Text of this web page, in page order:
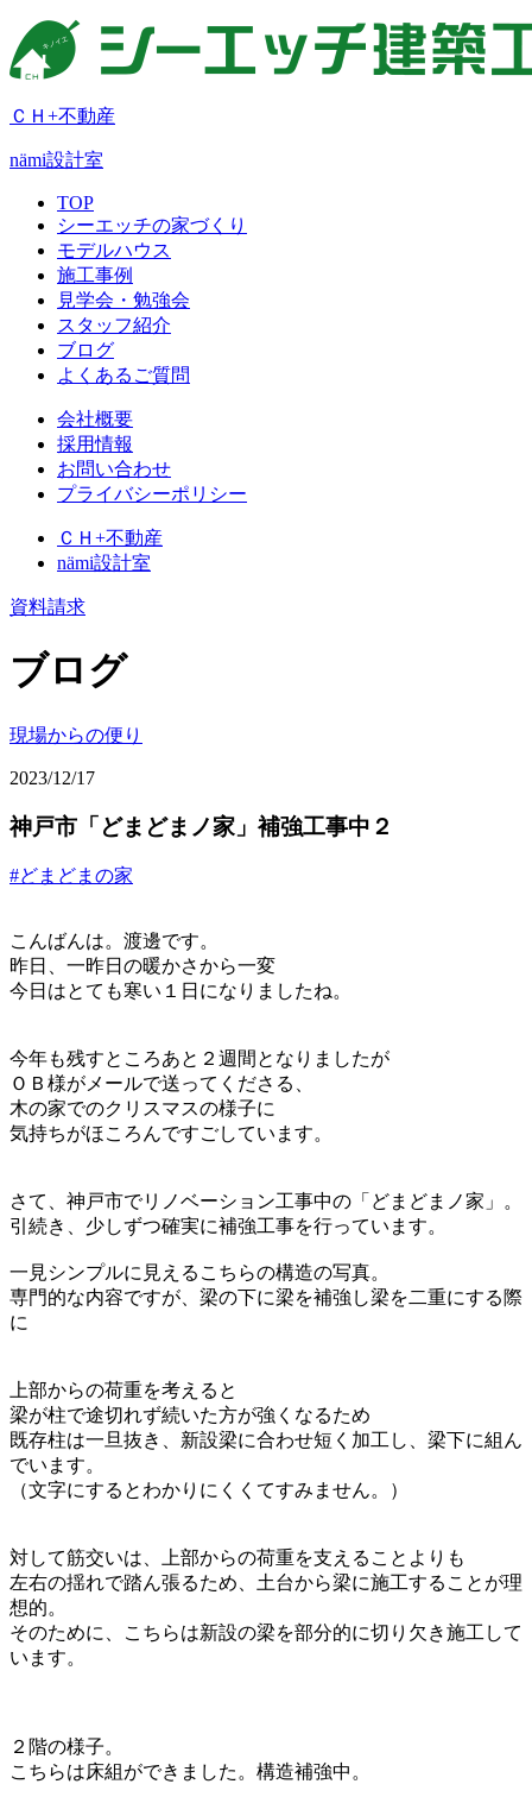
ＣＨ+不動産
nämi設計室
TOP
シーエッチの家づくり
モデルハウス
施工事例
見学会・勉強会
スタッフ紹介
ブログ
よくあるご質問
会社概要
採用情報
お問い合わせ
プライバシーポリシー
ＣＨ+不動産
nämi設計室
資料請求
ブログ
現場からの便り
2023/12/17
神戸市「どまどまノ家」補強工事中２
#どまどまの家
こんばんは。渡邊です。
昨日、一昨日の暖かさから一変
今日はとても寒い１日になりましたね。
今年も残すところあと２週間となりましたが
ＯＢ様がメールで送ってくださる、
木の家でのクリスマスの様子に
気持ちがほころんですごしています。
さて、神戸市でリノベーション工事中の「どまどまノ家」。
引続き、少しずつ確実に補強工事を行っています。
一見シンプルに見えるこちらの構造の写真。
専門的な内容ですが、梁の下に梁を補強し梁を二重にする際
に
上部からの荷重を考えると
梁が柱で途切れず続いた方が強くなるため
既存柱は一旦抜き、新設梁に合わせ短く加工し、梁下に組ん
でいます。
（文字にするとわかりにくくてすみません。）
対して筋交いは、上部からの荷重を支えることよりも
左右の揺れで踏ん張るため、土台から梁に施工することが理
想的。
そのために、こちらは新設の梁を部分的に切り欠き施工して
います。
２階の様子。
こちらは床組ができました。構造補強中。